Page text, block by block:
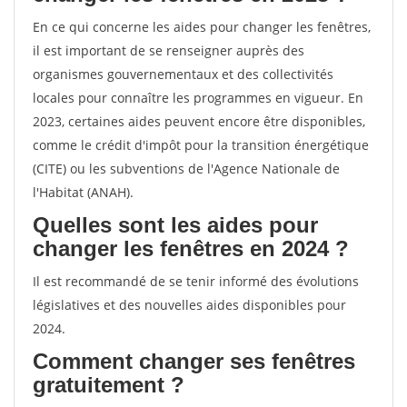
En ce qui concerne les aides pour changer les fenêtres,
il est important de se renseigner auprès des
organismes gouvernementaux et des collectivités
locales pour connaître les programmes en vigueur. En
2023, certaines aides peuvent encore être disponibles,
comme le crédit d'impôt pour la transition énergétique
(CITE) ou les subventions de l'Agence Nationale de
l'Habitat (ANAH).
Quelles sont les aides pour
changer les fenêtres en 2024 ?
Il est recommandé de se tenir informé des évolutions
législatives et des nouvelles aides disponibles pour
2024.
Comment changer ses fenêtres
gratuitement ?